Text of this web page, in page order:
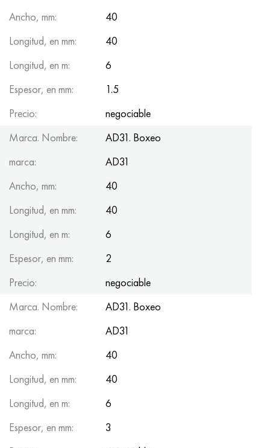
Ancho, mm:
40
Longitud, en mm:
40
Longitud, en m:
6
Espesor, en mm:
1.5
Precio:
negociable
Marca. Nombre:
AD31. Boxeo
marca:
AD31
Ancho, mm:
40
Longitud, en mm:
40
Longitud, en m:
6
Espesor, en mm:
2
Precio:
negociable
Marca. Nombre:
AD31. Boxeo
marca:
AD31
Ancho, mm:
40
Longitud, en mm:
40
Longitud, en m:
6
Espesor, en mm:
3